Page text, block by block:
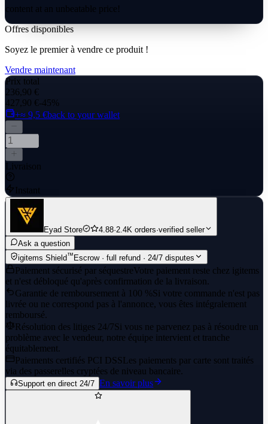
content at an unbeatable price!
Offres disponibles
Soyez le premier à vendre ce produit !
Vendre maintenant
Prix total
236,90 €
427,90 €-45%
+≈ 9,5 €back to your wallet
Livraison
Instant
Eyad Store 4.88·2.4K orders·verified seller
Ask a question
igitems Shield™ Escrow · full refund · 24/7 disputes
Paiement sécurisé par séquestreVotre paiement reste chez igitems
et n'est débloqué qu'après confirmation de la livraison.
Garantie de remboursement à 100 %Si votre commande n'est pas
livrée ou ne correspond pas à l'annonce, vous êtes intégralement
remboursé.
Résolution des litiges 24/7Si vous ne parvenez pas à résoudre un
problème avec le vendeur, notre équipe intervient et tranche
équitablement.
Paiements certifiés PCI DSSLes paiements par carte sont traités
via des passerelles cryptées de niveau bancaire.
Support en direct 24/7 En savoir plus